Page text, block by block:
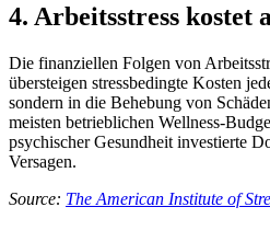
4. Arbeitsstress
Die finanziellen Folgen von
übersteigen stressbedingte Kosten
sondern in die Behebung von
meisten betrieblichen Wellness-
psychischer Gesundheit investierte
Versagen.
Source: The American Institute of